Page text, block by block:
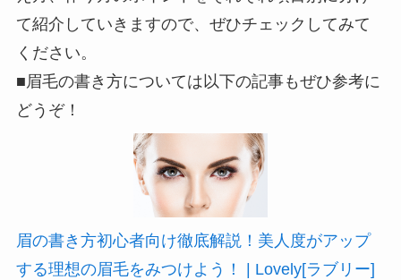
て紹介していきますので、ぜひチェックしてみて
ください。
■眉毛の書き方については以下の記事もぜひ参考に
どうぞ！
眉の書き方初心者向け徹底解説！美人度がアップ
する理想の眉毛をみつけよう！ | Lovely[ラブリー]